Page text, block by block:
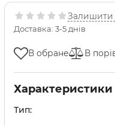
Залишити
Доставка: 3-5 днів
В обране В
Характеристики
Тип: